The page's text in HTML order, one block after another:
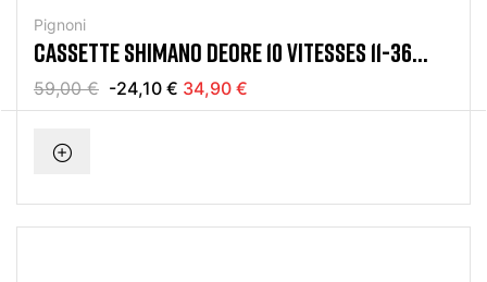
Pignoni
CASSETTE SHIMANO DEORE 10 VITESSES 11-36
DENTS
59,00 € -24,10 € 34,90 €